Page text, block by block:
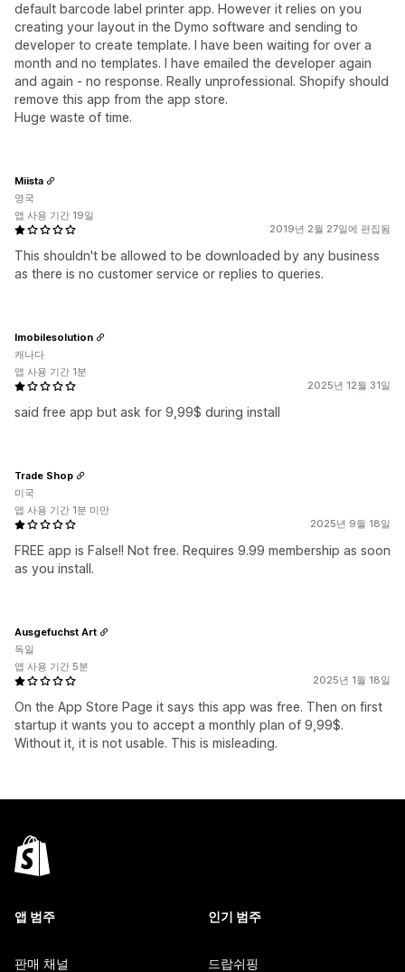
default barcode label printer app. However it relies on you
creating your layout in the Dymo software and sending to
developer to create template. I have been waiting for over a
month and no templates. I have emailed the developer again
and again - no response. Really unprofessional. Shopify should
remove this app from the app store.
Huge waste of time.
2019년 2월 27일에 편집됨
This shouldn't be allowed to be downloaded by any business
as there is no customer service or replies to queries.
Miista
영국
앱 사용 기간 19일
2025년 12월 31일
said free app but ask for 9,99$ during install
Imobilesolution
캐나다
앱 사용 기간 1분
2025년 9월 18일
FREE app is False!! Not free. Requires 9.99 membership as soon
as you install.
Trade Shop
미국
앱 사용 기간 1분 미만
2025년 1월 18일
On the App Store Page it says this app was free. Then on first
startup it wants you to accept a monthly plan of 9,99$.
Without it, it is not usable. This is misleading.
Ausgefuchst Art
독일
앱 사용 기간 5분
앱 범주
판매 채널
인기 범주
드랍쉬핑